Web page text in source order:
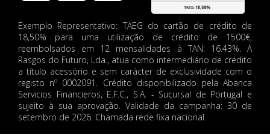
Exemplo Representativo: TAEG do cartão de crédito de
18,50% para uma utilização de crédito de 1500€,
reembolsados em 12 mensalidades à TAN: 16.43%. A
Rasgos do Futuro, Lda., atua como intermediário de crédito
a título acessório e sem carácter de exclusividade com o
registo nº 0002091. Crédito disponibilizado pela Abanca
Servicios Financieros, E.F.C., S.A. - Sucursal de Portugal e
sujeito à sua aprovação. Validade da campanha: 30 de
setembro de 2026. Chamada rede fixa nacional.